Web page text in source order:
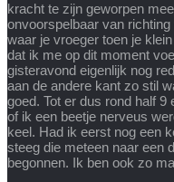
kracht te zijn geworpen
onvoorspelbaar van
waar je vroeger toen je
dat ik me op dit moment
gisteravond eigenlijk nog
aan de andere kant zo stil
goed. Tot er dus rond half
of ik een beetje nerveus
keel. Had ik eerst nog een
steeg die meteen naar een
begonnen. Ik ben ook zo